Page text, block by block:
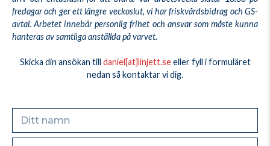
fredagar och ger ett längre veckoslut, vi har friskvårdsbidrag och GS-
avtal. Arbetet innebär personlig frihet och ansvar som måste kunna
hanteras av samtliga anställda på varvet.
Skicka din ansökan till daniel[at]linjett.seeller fyll i formuläret
nedan så kontaktar vi dig.